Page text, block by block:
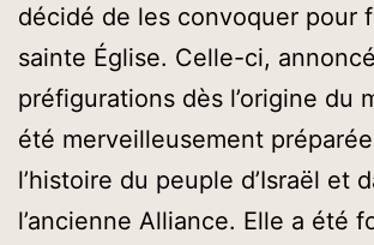
décidé de les convoquer pour
sainte Église. Celle-ci,
préfigurations dès l’origine du
été merveilleusement
l’histoire du peuple d’Israël et
l’ancienne Alliance. Elle a été